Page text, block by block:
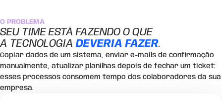
O PROBLEMA
SEU TIME ESTÁ FAZENDO O QUE
A TECNOLOGIADEVERIA FAZER.
Copiar dados de um sistema, enviar e-mails de confirmação
manualmente, atualizar planilhas depois de fechar um ticket:
esses processos consomem tempo dos colaboradores da sua
empresa.